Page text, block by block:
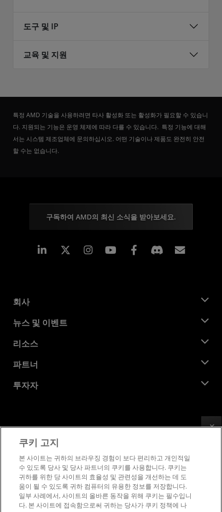
도구 및 IP
교육 및 지원
특정 AMD 기술을 사용하려면 타사 활성화 또는 활성화가 필요할 수 있습니
다. 지원되는 기능은 운영 체제에 따라 다를 수 있습니다. 특정 기능에 대해
서는 시스템 제조업체에 문의하십시오. 어떤 기술이나 제품도 완전히 안전
할 수는 없습니다.
구독하여 AMD의 최신 소식을 받아보세요.
Linkedin Instagram Facebook
회사
AMD 소개
기업의 사회적 책임
채용
문의하기
뉴스 및 이벤트
뉴스룸
미디어 라이브러리
리소스
개발자 센트럴
사례 연구
파트너
AMD 파트너 허브
투자자
이사위원회
거버넌스 문서
SEC 신고서
상표
공급망 투명성
공정 및 공개 경쟁
영국 세금 전략
쿠키 정책
쿠키 고지
본 사이트는 귀하의 브라우징 경험이 보다 편리하고 개인적일
수 있도록 당사 및 당사 파트너의 쿠키를 사용합니다. 쿠키는
귀하를 위한 당 사이트의 효율성 및 관련성을 개선하는 데 도
움이 될 수 있도록 귀하 컴퓨터의 유용한 정보를 저장합니다.
일부 사례에서, 사이트의 올바른 동작을 위해 쿠키는 필수입니
다. 본 사이트에 접속함으로써 귀하는 당사가 쿠키 정책에 나